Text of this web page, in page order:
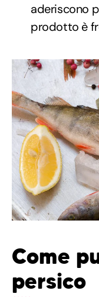
aderiscono
prodotto è
Come
persico